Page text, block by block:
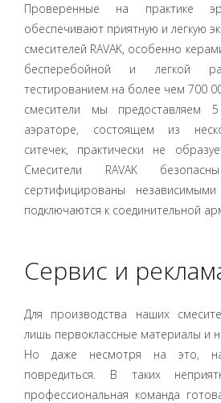
Проверенные на практике
обеспечивают приятную и легкую
смесителей RAVAK, особенно
бесперебойной и легкой
тестированием на более чем 700
смесители мы предоставляем
аэраторе, состоящем из
ситечек, практически не
Смесители RAVAK
сертифицированы
подключаются к соединительной
Сервис и
Для производства наших
лишь первоклассные материалы и
Но даже несмотря на это,
повредиться. В таких
профессиональная команда